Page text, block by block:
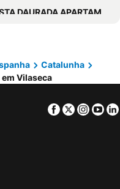
DAURADA APARTAMENTS - Alboran II
Maresto II
MAR INTERNUM 3 con VISTAS MAR
Apartaments Royal
Montblanc
Catalunha
Vilaseca
Facebook
Twitter